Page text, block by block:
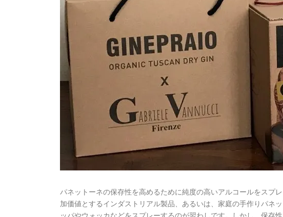
パネットーネの保存性を高めるために純度の高いアルコールをスプ
加価値とするインダストリアル製品、あるいは、家庭の手作りパネ